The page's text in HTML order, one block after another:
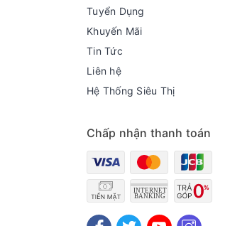
- Công nghệ LINEARCooling
Tuyển Dụng
Khuyến Mãi
Tin Tức
Liên hệ
Hệ Thống Siêu Thị
Chấp nhận thanh toán